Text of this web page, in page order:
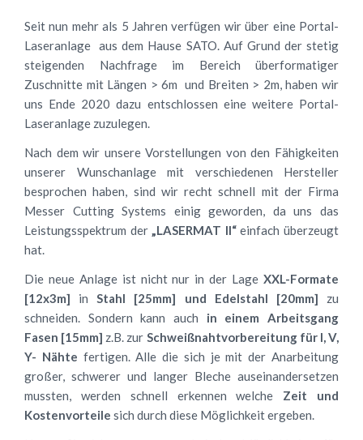
Seit nun mehr als 5 Jahren verfügen wir über eine Portal-
Laseranlage aus dem Hause SATO. Auf Grund der stetig
steigenden Nachfrage im Bereich überformatiger
Zuschnitte mit Längen > 6m und Breiten > 2m, haben wir
uns Ende 2020 dazu entschlossen eine weitere Portal-
Laseranlage zuzulegen.
Nach dem wir unsere Vorstellungen von den Fähigkeiten
unserer Wunschanlage mit verschiedenen Hersteller
besprochen haben, sind wir recht schnell mit der Firma
Messer Cutting Systems einig geworden, da uns das
Leistungsspektrum der„LASERMAT II“einfach überzeugt
hat.
Die neue Anlage ist nicht nur in der Lage XXL-Formate
[12x3m] inStahl [25mm] und Edelstahl [20mm] zu
schneiden. Sondern kann auch in einem Arbeitsgang
Fasen [15mm] z.B. zur Schweißnahtvorbereitung für I, V,
Y- Nähte fertigen. Alle die sich je mit der Anarbeitung
großer, schwerer und langer Bleche auseinandersetzen
mussten, werden schnell erkennen welche Zeit und
Kostenvorteile sich durch diese Möglichkeit ergeben.